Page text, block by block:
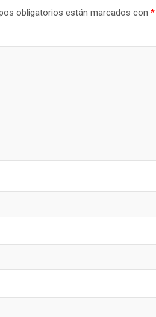
obligatorios están marcados con *